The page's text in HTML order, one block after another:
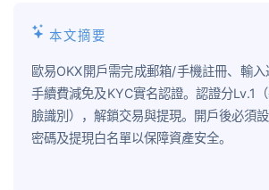
本文摘要
歐易OKX開戶需完成郵箱/手機註冊、輸
手續費減免及KYC實名認證。認證分Lv.1
臉識別），解鎖交易與提現。開戶後必須
密碼及提現白名單以保障資產安全。